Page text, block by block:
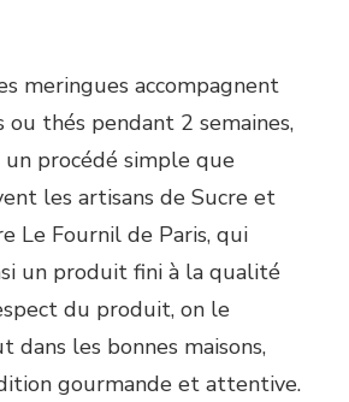
meringues accompagnent
ou thés pendant 2 semaines,
un procédé simple que
les artisans de Sucre et
Le Fournil de Paris, qui
un produit fini à la qualité
du produit, on le
dans les bonnes maisons,
gourmande et attentive.